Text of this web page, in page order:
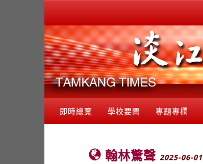
即時總覽 學校要聞 專題專欄
翰林驚聲 2025-06-01